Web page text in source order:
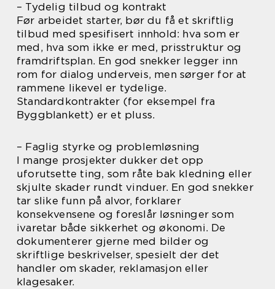
– Tydelig tilbud og kontrakt
Før arbeidet starter, bør du få et skriftlig
tilbud med spesifisert innhold: hva som er
med, hva som ikke er med, prisstruktur og
framdriftsplan. En god snekker legger inn
rom for dialog underveis, men sørger for at
rammene likevel er tydelige.
Standardkontrakter (for eksempel fra
Byggblankett) er et pluss.
– Faglig styrke og problemløsning
I mange prosjekter dukker det opp
uforutsette ting, som råte bak kledning eller
skjulte skader rundt vinduer. En god snekker
tar slike funn på alvor, forklarer
konsekvensene og foreslår løsninger som
ivaretar både sikkerhet og økonomi. De
dokumenterer gjerne med bilder og
skriftlige beskrivelser, spesielt der det
handler om skader, reklamasjon eller
klagesaker.